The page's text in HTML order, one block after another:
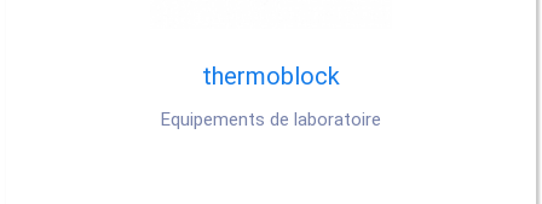
thermoblock
Equipements de laboratoire